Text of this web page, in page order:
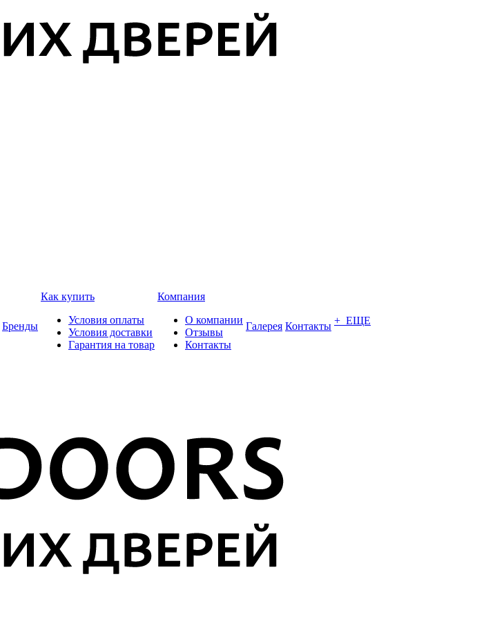
Бренды
Как купить
Условия оплаты
Условия доставки
Гарантия на товар
Компания
О компании
Отзывы
Контакты
Галерея Контакты + ЕЩЕ